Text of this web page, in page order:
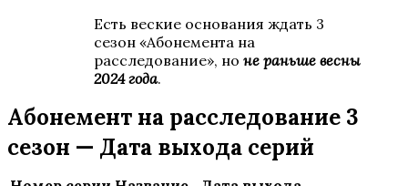
Есть веские основания ждать 3
сезон «Абонемента на
расследование», но не раньше весны
2024 года.
Абонемент на расследование 3
сезон — Дата выхода серий